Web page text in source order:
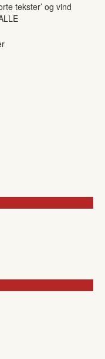
tekster’ og vind